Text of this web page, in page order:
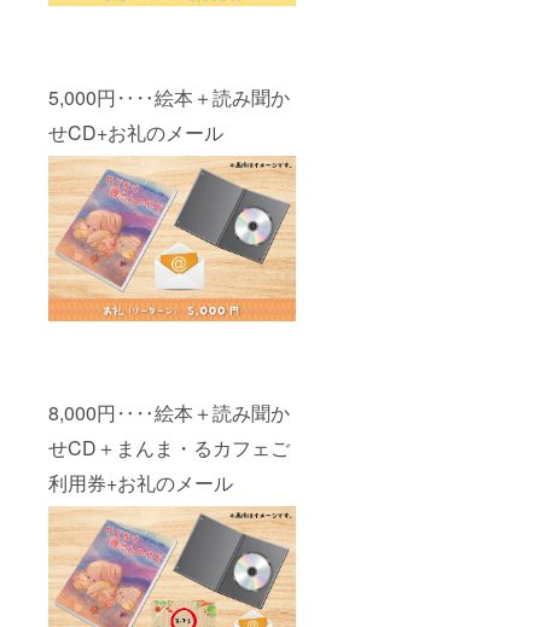
5,000円‥‥絵本＋読み聞か
せCD+お礼のメール
8,000円‥‥絵本＋読み聞か
せCD＋まんま・るカフェご
利用券+お礼のメール